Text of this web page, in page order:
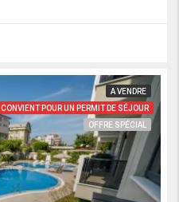
A VENDRE
CONVIENT POUR UN PERMIT DE SÉJOUR
OFFRE SPÉCIAL